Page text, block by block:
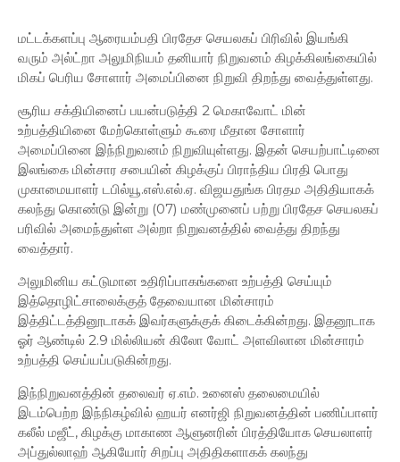
மட்டக்களப்பு ஆரையம்பதி பிரதேச செயலகப் பிரிவில் இயங்கி
வரும் அல்ட்றா அலுமிநியம் தனியார் நிறுவனம் கிழக்கிலங்கையில்
மிகப் பெரிய சோளார் அமைப்பினை நிறுவி திறந்து வைத்துள்ளது.
சூரிய சக்தியினைப் பயன்படுத்தி 2 மெகாவோட் மின்
உற்பத்தியினை மேற்கொள்ளும் கூரை மீதான சோளார்
அமைப்பினை இந்நிறுவனம் நிறுவியுள்ளது. இதன் செயற்பாட்டினை
இலங்கை மின்சார சபையின் கிழக்குப் பிராந்திய பிரதி பொது
முகாமையாளர் டபில்யூ.எஸ்.எல்.ஏ. விஜயதுங்க பிரதம அதிதியாகக்
கலந்து கொண்டு இன்று (07) மண்முனைப் பற்று பிரதேச செயலகப்
பரிவில் அமைந்துள்ள அல்றா நிறுவனத்தில் வைத்து திறந்து
வைத்தார்.
அலுமினிய கட்டுமான உதிரிப்பாகங்களை உற்பத்தி செய்யும்
இத்தொழிட்சாலைக்குத் தேவையான மின்சாரம்
இத்திட்டத்தினூடாகக் இவர்களுக்குக் கிடைக்கின்றது. இதனூடாக
ஓர் ஆண்டில் 2.9 மில்லியன் கிலோ வோட் அளவிலான மின்சாரம்
உற்பத்தி செய்யப்படுகின்றது.
இந்நிறுவனத்தின் தலைவர் ஏ.எம். உனைஸ் தலைமையில்
இடம்பெற்ற இந்நிகழ்வில் ஹயர் எனர்ஜி நிறுவனத்தின் பணிப்பாளர்
கலீல் மஜீட், கிழக்கு மாகாண ஆளுனரின் பிரத்தியோக செயலாளர்
அப்துல்லாஹ் ஆகியோர் சிறப்பு அதிதிகளாகக் கலந்து